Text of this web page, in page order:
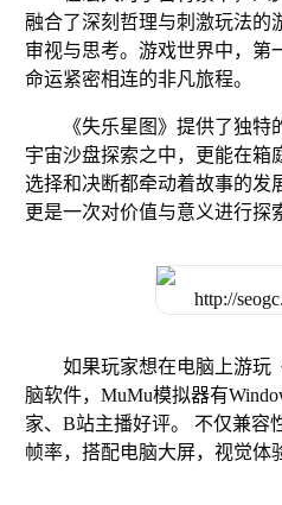
融合了深刻哲理与刺激玩法的
审视与思考。游戏世界中，第
命运紧密相连的非凡旅程。
《失乐星图》提供了独
宇宙沙盘探索之中，更能在箱
选择和决断都牵动着故事的发
更是一次对价值与意义进行探
如果玩家想在电脑上游玩
脑软件，MuMu模拟器有
家、B站主播好评。 不仅兼容
帧率，搭配电脑大屏，视觉体